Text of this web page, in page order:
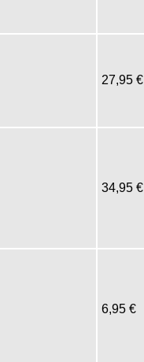
27,95 €
34,95 €
6,95 €